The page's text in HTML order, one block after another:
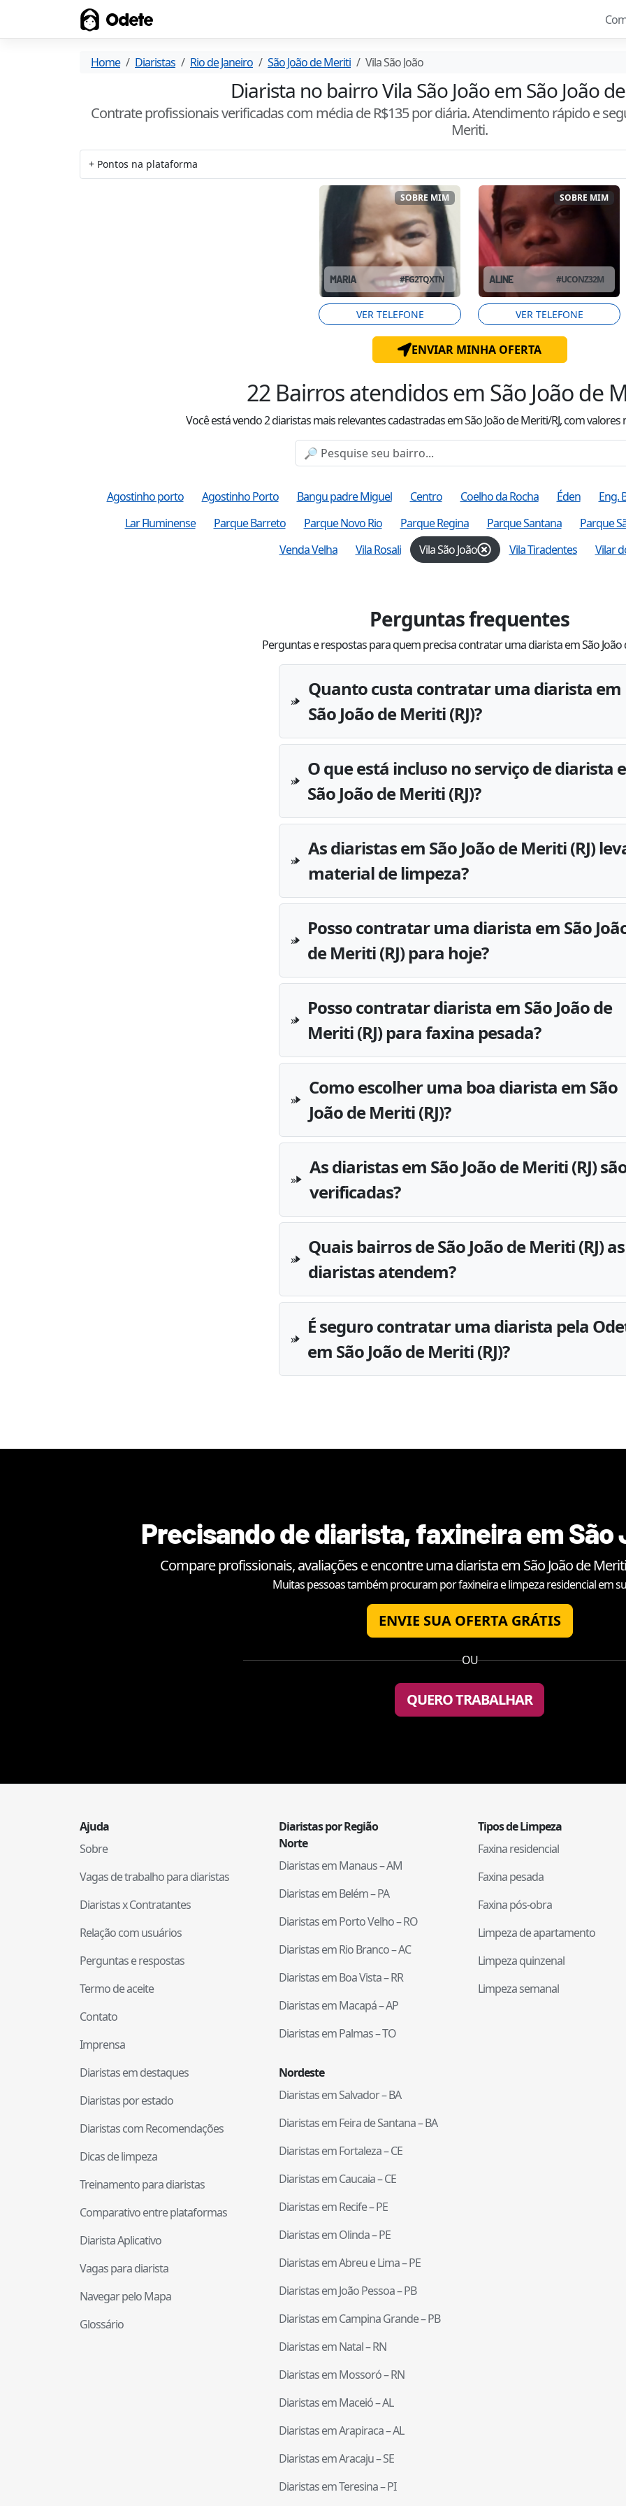
Odete
Home Diaristas Rio de Janeiro São João de Meriti Vila São João
Diarista no bairro Vila São João em São João
Contrate profissionais verificadas com média de R$135por diária. Atendimentorápido e
Meriti.
SOBRE MIM
MARIA #FG2TQXTN
VER TELEFONE
SOBRE MIM
ALINE #UCONZ32M
VER TELEFONE
ENVIAR MINHA OFERTA
22 Bairros atendidosem São João de
Você está vendo2diaristas mais relevantes cadastradasem São João de Meriti/RJ, com valores
Agostinho porto Agostinho Porto Bangu padre Miguel Centro Coelho da Rocha Éden
Eng.
Lar Fluminense
Parque Barreto Parque Novo Rio Parque Regina Parque Santana
Parque
Venda Velha
Vila Rosali Vila São João Vila Tiradentes Vilar
Perguntas frequentes
Perguntas e respostas para quem precisa contratar uma diarista em São João
Quanto custa contratar uma diarista em
São João de Meriti (RJ)?
O que está incluso no serviço de diarista
São João de Meriti (RJ)?
As diaristas em São João de Meriti (RJ)
material de limpeza?
Posso contratar uma diarista em São
de Meriti (RJ) para hoje?
Posso contratar diarista em São João de
Meriti (RJ) para faxina pesada?
Como escolher uma boa diarista em São
João de Meriti (RJ)?
As diaristas em São João de Meriti (RJ)
verificadas?
Quais bairros de São João de Meriti (RJ) as
diaristas atendem?
É seguro contratar uma diarista pela
em São João de Meriti (RJ)?
Precisando de diarista, faxineira emSão
Compare profissionais, avaliações e encontre uma diarista em São João de Meriti
Muitas pessoas também procuram por faxineira e limpeza residencial em
ENVIE SUA OFERTA GRÁTIS
OU
QUERO TRABALHAR
Ajuda
Sobre
Vagas de trabalho para diaristas
Diaristas x Contratantes
Relação com usuários
Perguntas e respostas
Termo de aceite
Contato
Imprensa
Diaristas em destaques
Diaristas por estado
Diaristas com Recomendações
Dicas de limpeza
Treinamento para diaristas
Comparativo entre plataformas
Diarista Aplicativo
Vagas para diarista
Navegar pelo Mapa
Glossário
Diaristas por Região
Norte
Diaristas emManaus–AM
Diaristas emBelém–PA
Diaristas emPorto Velho–RO
Diaristas emRio Branco–AC
Diaristas emBoa Vista–RR
Diaristas emMacapá–AP
Diaristas emPalmas–TO
Nordeste
Diaristas emSalvador–BA
Diaristas emFeira de Santana–BA
Diaristas emFortaleza–CE
Diaristas emCaucaia–CE
Diaristas emRecife–PE
Diaristas emOlinda–PE
Diaristas emAbreu e Lima–PE
Diaristas emJoão Pessoa–PB
Diaristas emCampina Grande–PB
Diaristas emNatal–RN
Diaristas emMossoró–RN
Diaristas emMaceió–AL
Diaristas emArapiraca–AL
Diaristas emAracaju–SE
Diaristas emTeresina–PI
Tipos de Limpeza
Faxina residencial
Faxina pesada
Faxina pós-obra
Limpeza de apartamento
Limpeza quinzenal
Limpeza semanal